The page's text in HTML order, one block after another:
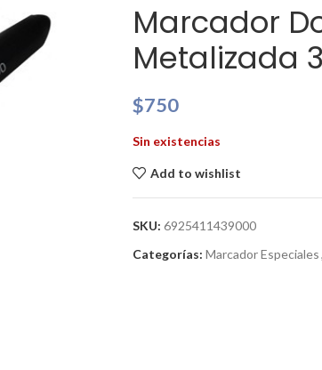
Marcador
Metalizada
$750
Sin existencias
Add to wishlist
SKU: 6925411439000
Categorías: Marcador Especiales,